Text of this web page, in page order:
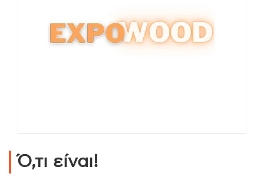
Ό,τι είναι!